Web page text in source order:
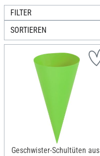
FILTER
SORTIEREN
Geschwister-Schultüten aus